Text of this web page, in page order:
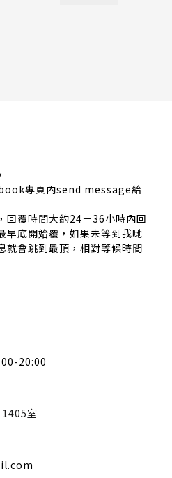
專頁內send message給
回覆時間大約24－36小時內回
早底開始覆，如果未等到我哋
就會跳到最頂，相對等候時間
20:00
室